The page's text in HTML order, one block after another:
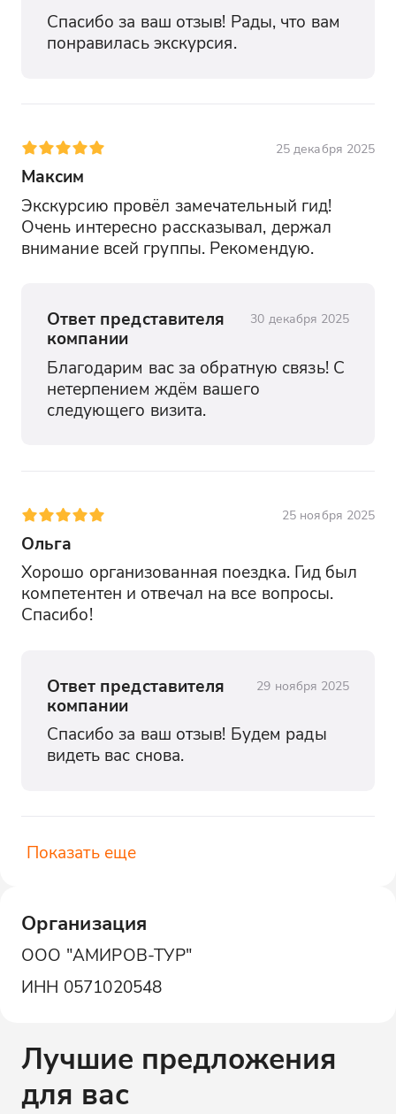
Спасибо за ваш отзыв! Рады, что вам
понравилась экскурсия.
25 декабря 2025
Максим
Экскурсию провёл замечательный гид!
Очень интересно рассказывал, держал
внимание всей группы. Рекомендую.
Ответ представителя
компании
30 декабря 2025
Благодарим вас за обратную связь! С
нетерпением ждём вашего
следующего визита.
25 ноября 2025
Ольга
Хорошо организованная поездка. Гид был
компетентен и отвечал на все вопросы.
Спасибо!
Ответ представителя
компании
29 ноября 2025
Спасибо за ваш отзыв! Будем рады
видеть вас снова.
Показать еще
Организация
ООО "АМИРОВ-ТУР"
ИНН 0571020548
Лучшие предложения
для вас